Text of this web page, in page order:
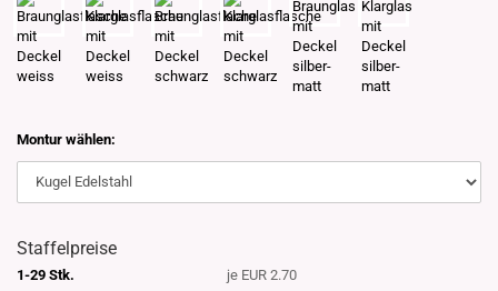
Montur wählen:
Staffelpreise
1-29 Stk.
je EUR 2.70